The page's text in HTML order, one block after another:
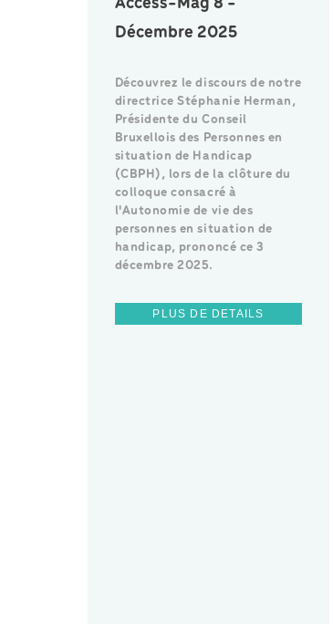
Décembre 2025
Découvrez le discours de notre
directrice Stéphanie Herman,
Présidente du Conseil
Bruxellois des Personnes en
situation de Handicap
(CBPH), lors de la clôture du
colloque consacré à
l'Autonomie de vie des
personnes en situation de
handicap, prononcé ce 3
décembre 2025.
PLUS DE DETAILS